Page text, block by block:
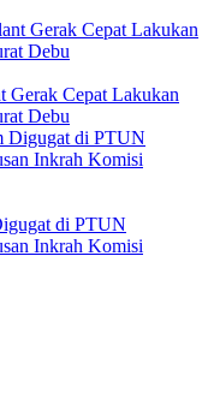
Gerak Cepat Lakukan
Debu
di PTUN
Inkrah Komisi